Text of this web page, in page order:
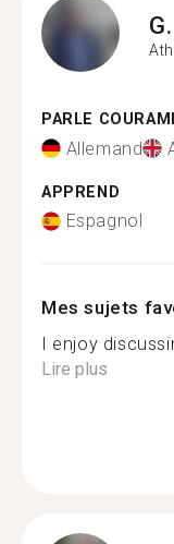
G.
PARLE
Allemand
APPREND
Espagnol
Mes sujets
I enjoy
Lire plus